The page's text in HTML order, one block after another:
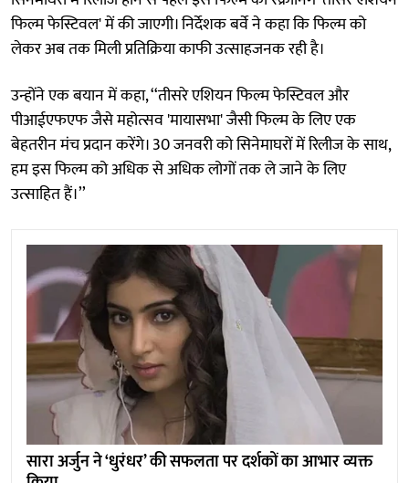
फिल्म फेस्टिवल' में की जाएगी। निर्देशक बर्वे ने कहा कि फिल्म को
लेकर अब तक मिली प्रतिक्रिया काफी उत्साहजनक रही है।
उन्होंने एक बयान में कहा, ‘‘तीसरे एशियन फिल्म फेस्टिवल और
पीआईएफएफ जैसे महोत्सव 'मायासभा' जैसी फिल्म के लिए एक
बेहतरीन मंच प्रदान करेंगे। 30 जनवरी को सिनेमाघरों में रिलीज के साथ,
हम इस फिल्म को अधिक से अधिक लोगों तक ले जाने के लिए
उत्साहित हैं।’’
सारा अर्जुन ने ‘धुरंधर’ की सफलता पर दर्शकों का आभार व्यक्त